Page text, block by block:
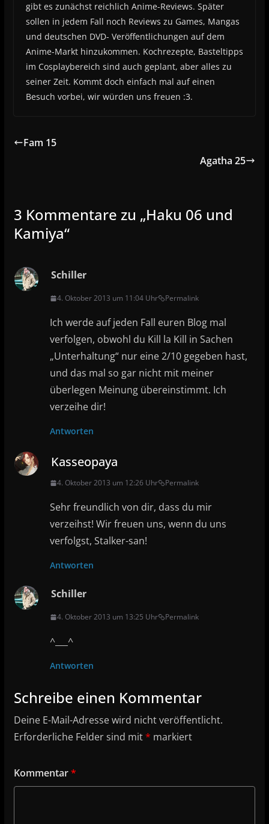
gibt es zunächst reichlich Anime-Reviews. Später
sollen in jedem Fall noch Reviews zu Games, Mangas
und deutschen DVD- Veröffentlichungen auf dem
Anime-Markt hinzukommen. Kochrezepte, Basteltipps
im Cosplaybereich sind auch geplant, aber alles zu
seiner Zeit. Kommt doch einfach mal auf einen
Besuch vorbei, wir würden uns freuen :3.
Fam 15
Agatha 25
3 Kommentare zu „Haku 06 und
Kamiya“
Schiller
4. Oktober 2013 um 11:04 Uhr Permalink
Ich werde auf jeden Fall euren Blog mal
verfolgen, obwohl du Kill la Kill in Sachen
„Unterhaltung“ nur eine 2/10 gegeben hast,
und das mal so gar nicht mit meiner
überlegen Meinung übereinstimmt. Ich
verzeihe dir!
Antworten
Kasseopaya
4. Oktober 2013 um 12:26 Uhr Permalink
Sehr freundlich von dir, dass du mir
verzeihst! Wir freuen uns, wenn du uns
verfolgst, Stalker-san!
Antworten
Schiller
4. Oktober 2013 um 13:25 Uhr Permalink
^___^
Antworten
Schreibe einen Kommentar
Deine E-Mail-Adresse wird nicht veröffentlicht.
Erforderliche Felder sind mit* markiert
Kommentar*